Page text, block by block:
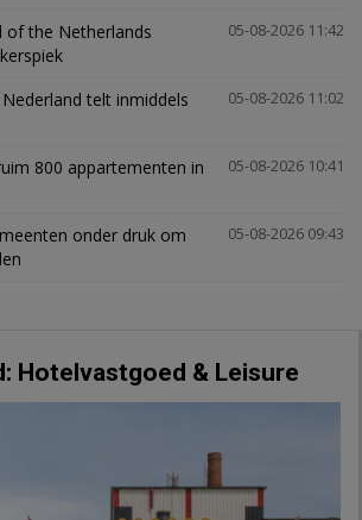
05-08-2026 11:42
of the Netherlands
05-08-2026 11:02
telt inmiddels
05-08-2026 10:41
800 appartementen in
05-08-2026 09:43
onder druk om
Hotelvastgoed & Leisure